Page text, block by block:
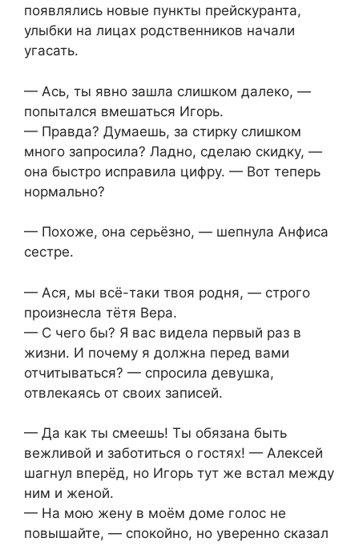
появлялись новые пункты прейскуранта,
улыбки на лицах родственников начали
угасать.
— Ась, ты явно зашла слишком далеко, —
попытался вмешаться Игорь.
— Правда? Думаешь, за стирку слишком
много запросила? Ладно, сделаю скидку, —
она быстро исправила цифру. — Вот теперь
нормально?
— Похоже, она серьёзно, — шепнула Анфиса
сестре.
— Ася, мы всё-таки твоя родня, — строго
произнесла тётя Вера.
— С чего бы? Я вас видела первый раз в
жизни. И почему я должна перед вами
отчитываться? — спросила девушка,
отвлекаясь от своих записей.
— Да как ты смеешь! Ты обязана быть
вежливой и заботиться о гостях! — Алексей
шагнул вперёд, но Игорь тут же встал между
ним и женой.
— На мою жену в моём доме голос не
повышайте, — спокойно, но уверенно сказал